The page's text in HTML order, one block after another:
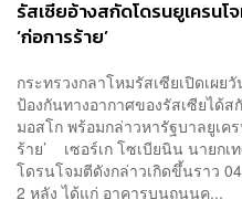
รัสเซียอ้างสกัดโดรนยูเครนโ
‘ก่อการร้าย’
กระทรวงกลาโหมรัสเซียเปิดเผย
ป้องกันทางอากาศของรัสเซียได้
มอสโก พร้อมกล่าวหารัฐบาลยูเค
ร้าย’ เซอร์เก โซเบียนิน นายกเ
โดรนโจมตีดังกล่าวเกิดขึ้นราว
2 หลัง ได้แก่ อาคารบนถนนค...